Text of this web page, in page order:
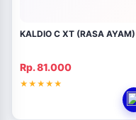
KALDIO C XT (RASA AYAM)
Rp. 81.000